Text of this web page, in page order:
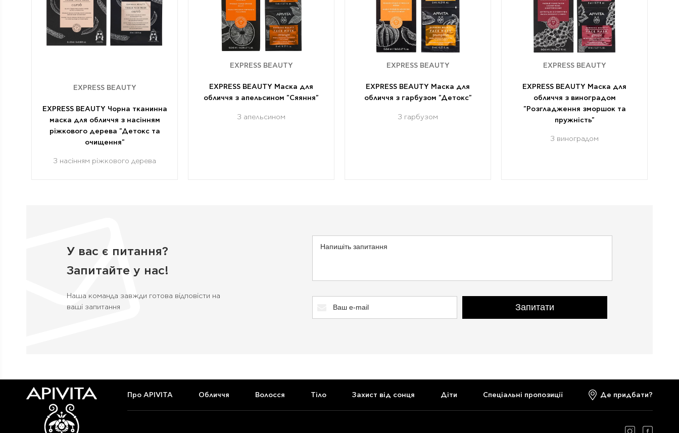
EXPRESS BEAUTY
EXPRESS BEAUTY Чорна тканинна
маска для обличчя з насінням
ріжкового дерева "Детокс та
очищення"
З насінням ріжкового дерева
EXPRESS BEAUTY
EXPRESS BEAUTY Маска для
обличчя з апельсином "Сяяння"
З апельсином
EXPRESS BEAUTY
EXPRESS BEAUTY Маска для
обличчя з гарбузом "Детокс"
З гарбузом
EXPRESS BEAUTY
EXPRESS BEAUTY Маска для
обличчя з виноградом
"Розгладження зморшок та
пружність"
З виноградом
У вас є питання?
Запитайте у нас!
Наша команда завжди готова відповісти на
ваші запитання
Запитати
Про APIVITA Обличчя Волосся Тіло Захист від сонця Діти Спеціальні пропозиції Де придбати?